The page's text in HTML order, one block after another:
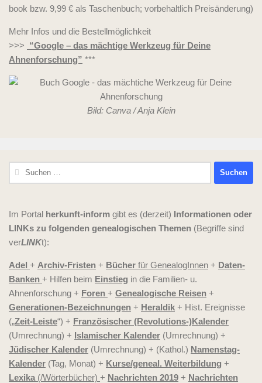
book bzw. 9,99 € als Taschenbuch; vorbehaltlich Preisänderung)
Mehr Infos und die Bestellmöglichkeit
>>> “Google – das mächtige Werkzeug für Deine
Ahnenforschung” ***
Bild: Canva / Anja Klein
Suchen
nach:
Im Portal herkunft-inform gibt es (derzeit) Informationen oder
LINKs zu folgenden genealogischen Themen (Begriffe sind
verLINKt):
Adel + Archiv-Fristen + Bücher für GenealogInnen + Daten-
Banken + Hilfen beim Einstieg in die Familien- u.
Ahnenforschung + Foren + Genealogische Reisen +
Generationen-Bezeichnungen + Heraldik + Hist. Ereignisse
(„Zeit-Leiste“) + Französischer (Revolutions-)Kalender
(Umrechnung) + Islamischer Kalender (Umrechnung) +
Jüdischer Kalender (Umrechnung) + (Kathol.) Namenstag-
Kalender (Tag, Monat) + Kurse/geneal. Weiterbildung +
Lexika (/Wörterbücher) + Nachrichten 2019 + Nachrichten